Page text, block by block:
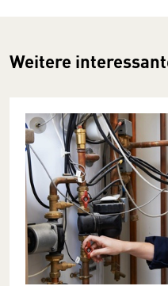
Weitere